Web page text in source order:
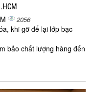
2056
khi gỡ để lại lớp bạc
bảo chất lượng hàng đến